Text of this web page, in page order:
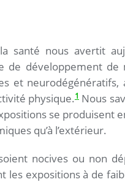
la santé nous avertit
de développement
et
physique.1Nous
se produisent
qu’à l’extérieur.
nocives ou non
les expositions à de